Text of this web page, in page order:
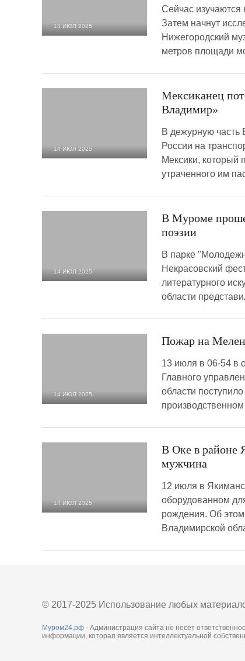
14 ИЮЛ 2025
Сейчас изучаются
Затем начнут
Нижегородский
метров площади
14 ИЮЛ 2025
Мексиканец
Владимир»
В дежурную часть
России на
Мексики, который
утраченного им
14 ИЮЛ 2025
В Муроме
поэзии
В парке
Некрасовский
литературного
области
14 ИЮЛ 2025
Пожар на
13 июля в 06-54 в
Главного
области
14 ИЮЛ 2025
В Оке в районе
мужчина
12 июля в
оборудованном
рождения. Об
Владимирской
© 2017-2025 Использование любых
Муром24.рф - Администрация сайта не несет
информации, которая является интеллектуальной